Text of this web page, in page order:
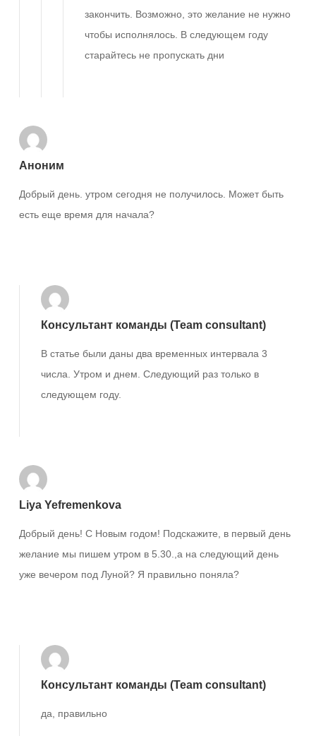
закончить. Возможно, это желание не нужно
чтобы исполнялось. В следующем году
старайтесь не пропускать дни
Аноним
Добрый день. утром сегодня не получилось. Может быть
есть еще время для начала?
Консультант команды (Team consultant)
В статье были даны два временных интервала 3
числа. Утром и днем. Следующий раз только в
следующем году.
Liya Yefremenkova
Добрый день! С Новым годом! Подскажите, в первый день
желание мы пишем утром в 5.30.,а на следующий день
уже вечером под Луной? Я правильно поняла?
Консультант команды (Team consultant)
да, правильно